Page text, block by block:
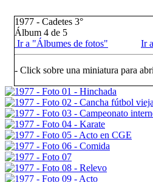
1977 - Cadetes 3°
Álbum 4 de 5
Ir a "Álbumes de fotos"
Ir
- Click sobre una miniatura para